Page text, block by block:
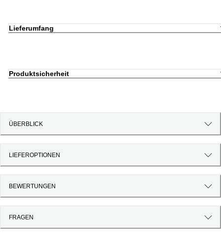
Lieferumfang
Produktsicherheit
ÜBERBLICK
LIEFEROPTIONEN
BEWERTUNGEN
FRAGEN